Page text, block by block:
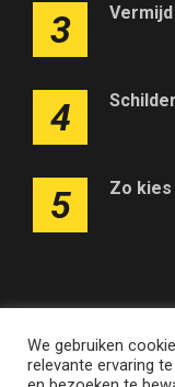
3
4
5 Zo
Adverteren op
We gebruiken
relevante ervaring